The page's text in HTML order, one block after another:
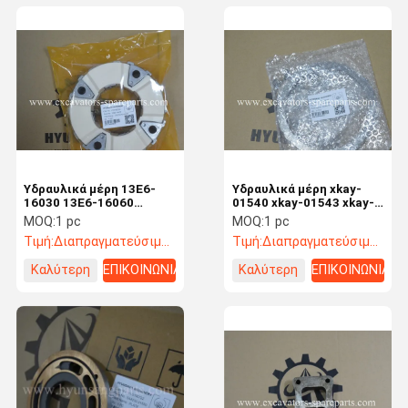
Υδραυλικά μέρη xkay-
01540 xkay-01543 xkay-
01544 εκσκαφέων
πιάτων χωρισμού για τη
HYUNDAI r250lc-9
MOQ:1 pc
Τιμή:Διαπραγματεύσιμος
Καλύτερη
ΕΠΙΚΟΙΝΩΝΙΑ
Υδραυλικά μέρη 13E6-
16030 13E6-16060
εκσκαφέων Assy
συζεύξεων της HYUNDAI
για r140lc-7 r140w-7
MOQ:1 pc
Τιμή:Διαπραγματεύσιμος
Καλύτερη
ΕΠΙΚΟΙΝΩΝΙΑ